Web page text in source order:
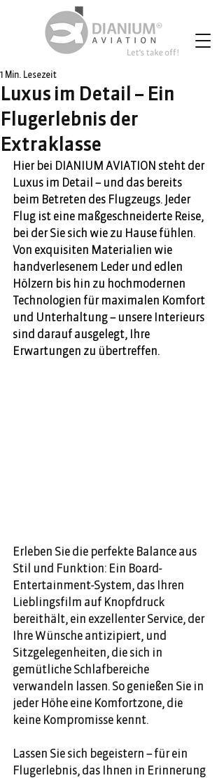
Luxus im Detail – Ein
Flugerlebnis der
Extraklasse
1 Min. Lesezeit
Hier bei DIANIUM AVIATION steht der
Luxus im Detail – und das bereits
beim Betreten des Flugzeugs. Jeder
Flug ist eine maßgeschneiderte Reise,
bei der Sie sich wie zu Hause fühlen.
Von exquisiten Materialien wie
handverlesenem Leder und edlen
Hölzern bis hin zu hochmodernen
Technologien für maximalen Komfort
und Unterhaltung – unsere Interieurs
sind darauf ausgelegt, Ihre
Erwartungen zu übertreffen.
Erleben Sie die perfekte Balance aus
Stil und Funktion: Ein Board-
Entertainment-System, das Ihren
Lieblingsfilm auf Knopfdruck
bereithält, ein exzellenter Service, der
Ihre Wünsche antizipiert, und
Sitzgelegenheiten, die sich in
gemütliche Schlafbereiche
verwandeln lassen. So genießen Sie in
jeder Höhe eine Komfortzone, die
keine Kompromisse kennt.
Lassen Sie sich begeistern – für ein
Flugerlebnis, das Ihnen in Erinnerung